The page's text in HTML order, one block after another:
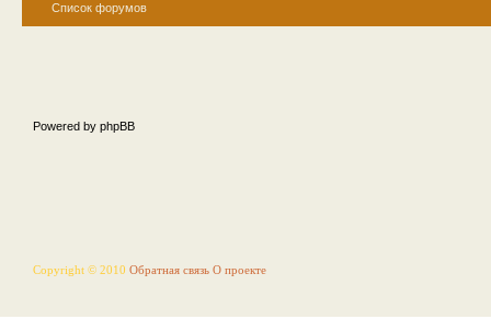
Список форумов
Powered by phpBB
Copyright © 2010 Обратная связь О проекте